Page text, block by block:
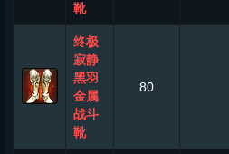
靴
终极
寂静
黑羽
金属
战斗
靴
80